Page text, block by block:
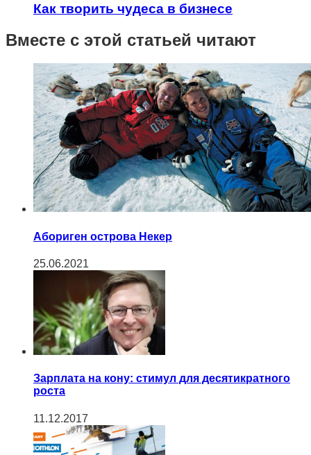
Как творить чудеса в бизнесе
Вместе с этой статьей читают
Абориген острова Некер
25.06.2021
Зарплата на кону: стимул для десятикратного
роста
11.12.2017